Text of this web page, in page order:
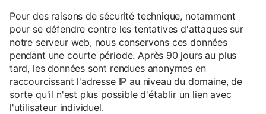
Pour des raisons de sécurité technique, notamment
pour se défendre contre les tentatives d'attaques sur
notre serveur web, nous conservons ces données
pendant une courte période. Après 90 jours au plus
tard, les données sont rendues anonymes en
raccourcissant l'adresse IP au niveau du domaine, de
sorte qu'il n'est plus possible d'établir un lien avec
l'utilisateur individuel.